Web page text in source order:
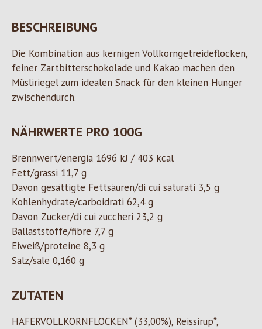
BESCHREIBUNG
Die Kombination aus kernigen Vollkorngetreideflocken,
feiner Zartbitterschokolade und Kakao machen den
Müsliriegel zum idealen Snack für den kleinen Hunger
zwischendurch.
NÄHRWERTE PRO 100G
Brennwert/energia 1696 kJ / 403 kcal
Fett/grassi 11,7 g
Davon gesättigte Fettsäuren/di cui saturati 3,5 g
Kohlenhydrate/carboidrati 62,4 g
Davon Zucker/di cui zuccheri 23,2 g
Ballaststoffe/fibre 7,7 g
Eiweiß/proteine 8,3 g
Salz/sale 0,160 g
ZUTATEN
HAFERVOLLKORNFLOCKEN* (33,00%), Reissirup*,